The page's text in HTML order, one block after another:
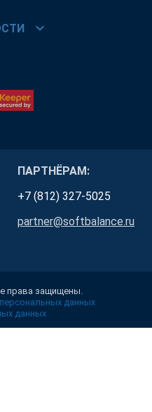
chevron_right
ПАРТНЁРАМ:
+7 (812) 327-5025
partner@softbalance.ru
права защищены.
данных
данных